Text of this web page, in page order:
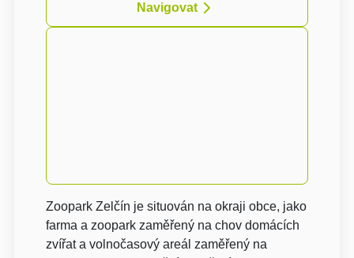
Navigovat
Zoopark Zelčín je situován na okraji obce, jako
farma a zoopark zaměřený na chov domácích
zvířat a volnočasový areál zaměřený na